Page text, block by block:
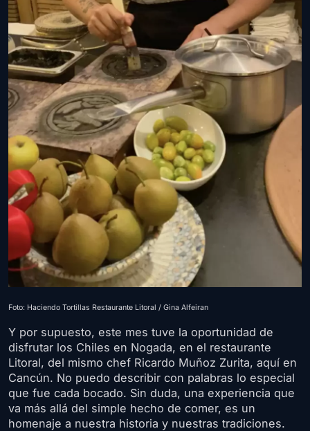
Foto: Haciendo Tortillas Restaurante Litoral / Gina Alfeiran
Y por supuesto, este mes tuve la oportunidad de
disfrutar los Chiles en Nogada, en el restaurante
Litoral, del mismo chef Ricardo Muñoz Zurita, aquí en
Cancún. No puedo describir con palabras lo especial
que fue cada bocado. Sin duda, una experiencia que
va más allá del simple hecho de comer, es un
homenaje a nuestra historia y nuestras tradiciones.